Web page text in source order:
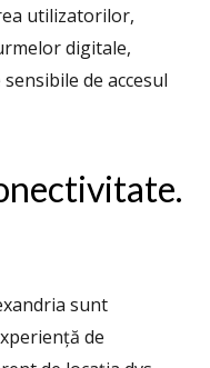
utilizatorilor,
digitale,
de accesul
sunt
de